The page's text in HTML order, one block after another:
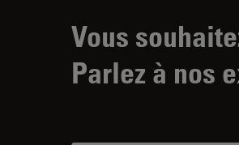
Vous
Parlez à nos